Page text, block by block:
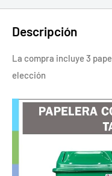
Descripción
La compra incluye 3
elección